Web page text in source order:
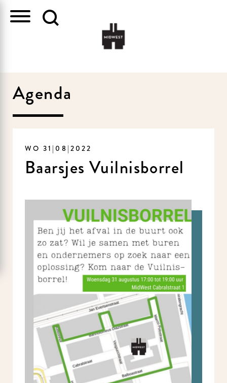
Agenda
WO 31|08|2022
Baarsjes Vuilnisborrel